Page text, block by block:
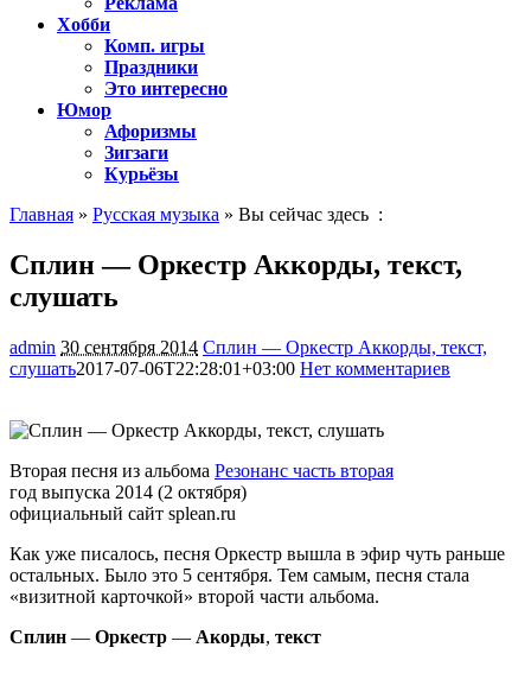
Хобби
Комп. игры
Праздники
Это интересно
Юмор
Афоризмы
Зигзаги
Курьёзы
Главная » Русская музыка » Вы сейчас здесь :
Сплин — Оркестр Аккорды, текст,
слушать
admin 30 сентября 2014 Сплин — Оркестр Аккорды, текст,
слушать2017-07-06T22:28:01+03:00 Нет комментариев
Вторая песня из альбома Резонанс часть вторая
год выпуска 2014 (2 октября)
официальный сайт splean.ru
Как уже писалось, песня Оркестр вышла в эфир чуть раньше
остальных. Было это 5 сентября. Тем самым, песня стала
«визитной карточкой» второй части альбома.
Сплин — Оркестр — Акорды, текст